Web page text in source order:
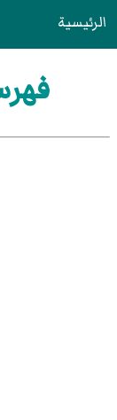
الرئيسية